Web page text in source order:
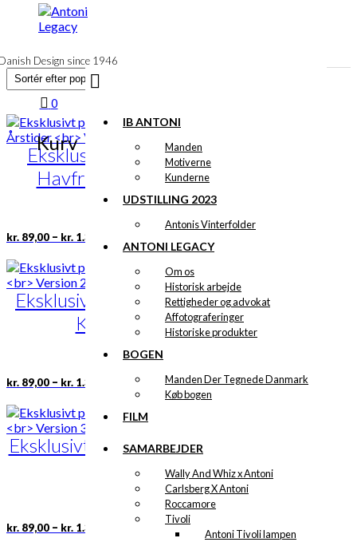
indhold
Design since 1946
IB ANTONI
Manden
Motiverne
Kunderne
UDSTILLING 2023
Antonis Vinterfolder
ANTONI LEGACY
Om os
Historisk arbejde
Rettigheder og advokat
Affotograferinger
Historiske produkter
BOGEN
Manden Der Tegnede Danmark
Køb bogen
FILM
SAMARBEJDER
Wally And Whiz x Antoni
Carlsberg X Antoni
Roccamore
Tivoli
Antoni Tivoli lampen
0
Kurv
Eksklusivt print: Den lille
Havfrue i alle Årstider
Version 2
kr. 89,00 – kr. 1.399,00
Prisinterval:
kr. 89,00
kr. 1.399,00
vare
flere
varianter.
Mulighederne
kan
på
varesiden
Eksklusivt print: Jægeren &
Kronhjorten
Version 2
kr. 89,00 – kr. 1.399,00
Prisinterval:
kr. 89,00
kr. 1.399,00
Dette
vare
har
flere
varianter.
Mulighederne
kan
vælges
varesiden
Eksklusivt print: Københavns
Rådhus
Version 3
kr. 89,00 – kr. 1.399,00
Prisinterval:
Dette